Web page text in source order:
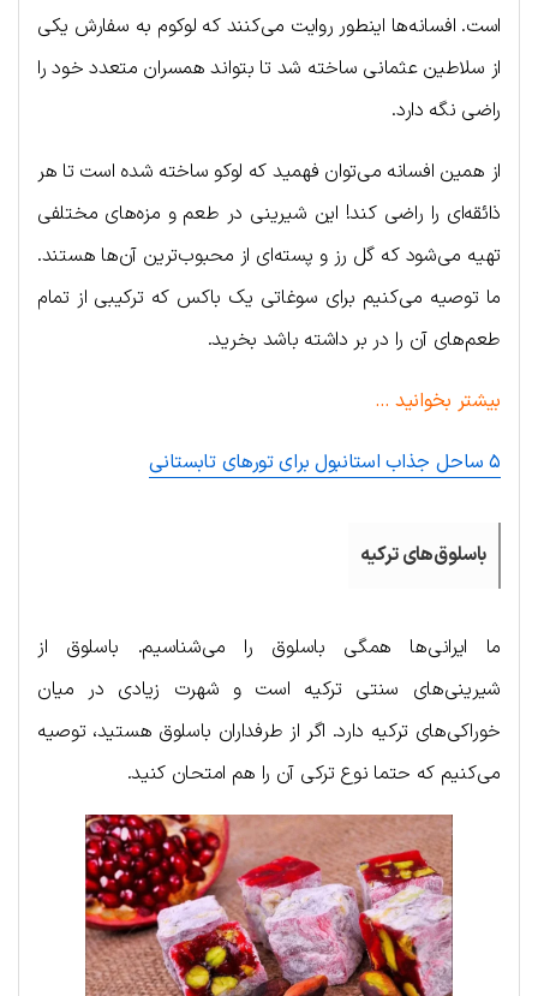
است. افسانه‌ها اینطور روایت می‌کنند که لوکوم به سفارش یکی
از سلاطین عثمانی ساخته شد تا بتواند همسران متعدد خود را
راضی نگه دارد.
از همین افسانه می‌توان فهمید که لوکو ساخته شده است تا هر
ذائقه‌ای را راضی کند! این شیرینی در طعم و مزه‌های مختلفی
تهیه می‌شود که گل رز و پسته‌ای از محبوب‌ترین آن‌ها هستند.
ما توصیه می‌کنیم برای سوغاتی یک باکس که ترکیبی از تمام
طعم‌های آن را در بر داشته باشد بخرید.
بیشتر بخوانید …
۵ ساحل جذاب استانبول برای تورهای تابستانی
باسلوق‌های ترکیه
ما ایرانی‌ها همگی باسلوق را می‌شناسیم. باسلوق از
شیرینی‌های سنتی ترکیه است و شهرت زیادی در میان
خوراکی‌های ترکیه دارد. اگر از طرفداران باسلوق هستید، توصیه
می‌کنیم که حتما نوع ترکی آن را هم امتحان کنید.